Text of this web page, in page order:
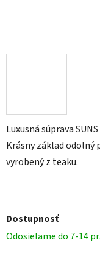
Luxusná súprava
Krásny základ
vyrobený z teaku.
Dostupnosť
Odosielame do 7-14